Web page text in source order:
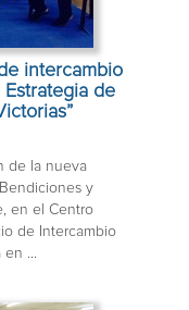
intercambio
de
de la nueva
y
en el Centro
de Intercambio
en ...